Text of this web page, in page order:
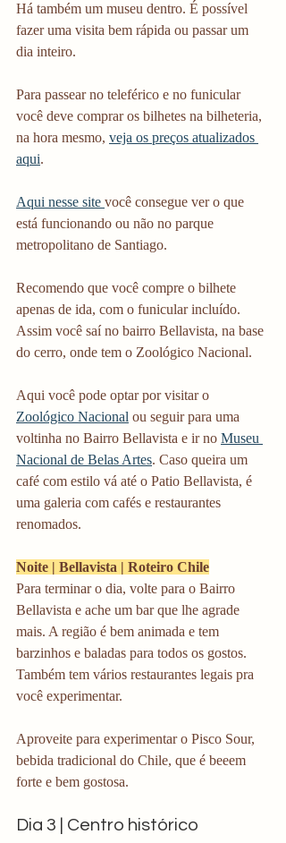
Há também um museu dentro. É possível
fazer uma visita bem rápida ou passar um
dia inteiro.
Para passear no teleférico e no funicular
você deve comprar os bilhetes na bilheteria,
na hora mesmo, veja os preços atualizados
aqui.
Aqui nesse site você consegue ver o que
está funcionando ou não no parque
metropolitano de Santiago.
Recomendo que você compre o bilhete
apenas de ida, com o funicular incluído.
Assim você saí no bairro Bellavista, na base
do cerro, onde tem o Zoológico Nacional.
Aqui você pode optar por visitar o
Zoológico Nacional ou seguir para uma
voltinha no Bairro Bellavista e ir no Museu
Nacional de Belas Artes. Caso queira um
café com estilo vá até o Patio Bellavista, é
uma galeria com cafés e restaurantes
renomados.
Noite | Bellavista | Roteiro Chile
Para terminar o dia, volte para o Bairro
Bellavista e ache um bar que lhe agrade
mais. A região é bem animada e tem
barzinhos e baladas para todos os gostos.
Também tem vários restaurantes legais pra
você experimentar.
Aproveite para experimentar o Pisco Sour,
bebida tradicional do Chile, que é beeem
forte e bem gostosa.
Dia 3 | Centro histórico